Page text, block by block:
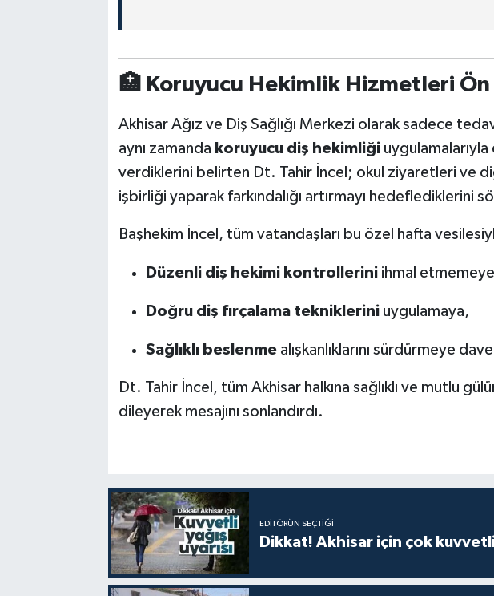
🏥 Koruyucu Hekimlik Hizmetleri
Akhisar Ağız ve Diş Sağlığı Merkezi olarak sadece
aynı zamanda koruyucu diş hekimliğiuygulamalarıyla
verdiklerini belirten Dt. Tahir İncel; okul ziyaretleri ve
işbirliği yaparak farkındalığı artırmayı hedeflediklerini
Başhekim İncel, tüm vatandaşları bu özel hafta
Düzenli diş hekimi kontrolleriniihmal
Doğru diş fırçalama teknikleriniuygulamaya,
Sağlıklı beslenmealışkanlıklarını sürdürmeye
Dt. Tahir İncel, tüm Akhisar halkına sağlıklı ve mutlu
dileyerek mesajını sonlandırdı.
EDITÖRÜN SEÇTIĞI
Dikkat! Akhisar için çok kuvvetli